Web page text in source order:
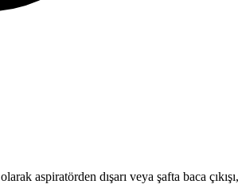
olarak aspiratörden dışarı veya şafta baca